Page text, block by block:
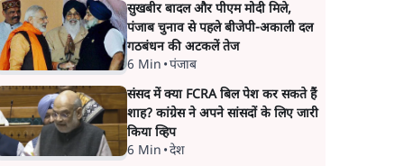
सुखबीर बादल और पीएम मोदी मिले,
पंजाब चुनाव से पहले बीजेपी-अकाली दल
गठबंधन की अटकलें तेज
6 Min •पंजाब
संसद में क्या FCRA बिल पेश कर सकते हैं
शाह? कांग्रेस ने अपने सांसदों के लिए जारी
किया व्हिप
6 Min •देश